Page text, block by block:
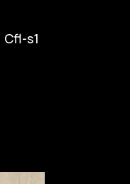
Cfl-s1